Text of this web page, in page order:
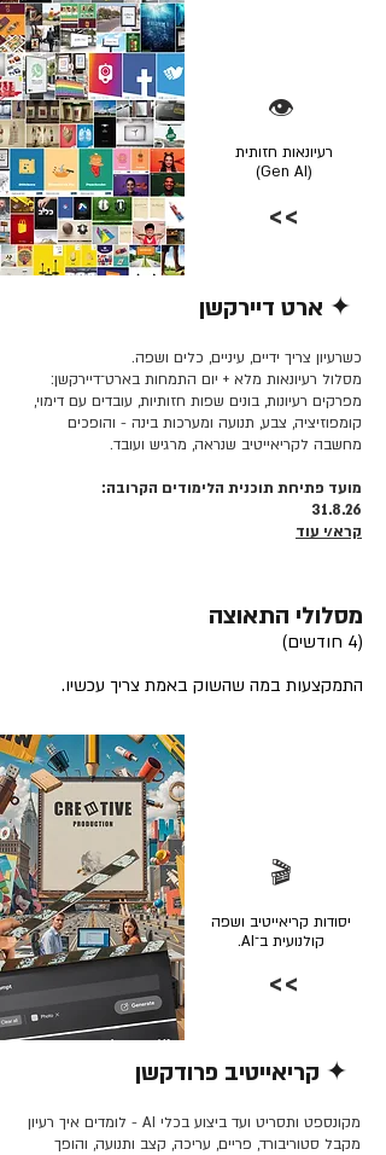
👁️
רעיונאות חזותית
(Gen AI)
>>
✦ ארט דיירקשן
כשרעיון צריך ידיים, עיניים, כלים ושפה.
מסלול רעיונאות מלא + יום התמחות בארט־דיירקשן:
מפרקים רעיונות, בונים שפות חזותיות, עובדים עם דימוי,
קומפוזיציה, צבע, תנועה ומערכות בינה - והופכים
מחשבה לקריאייטיב שנראה, מרגיש ועובד.
מועד פתיחת תוכנית הלימודים הקרובה:
31.8.26
קרא/י עוד
מסלולי התאוצה
(4 חודשים)
התמקצעות במה שהשוק באמת צריך עכשיו.
🎬
יסודות קריאייטיב ושפה
קולנועית ב־AI.
>>
✦ קריאייטיב פרודקשן
מקונספט ותסריט ועד ביצוע בכלי AI - לומדים איך רעיון
מקבל סטוריבורד, פריים, עריכה, קצב ותנועה, והופך